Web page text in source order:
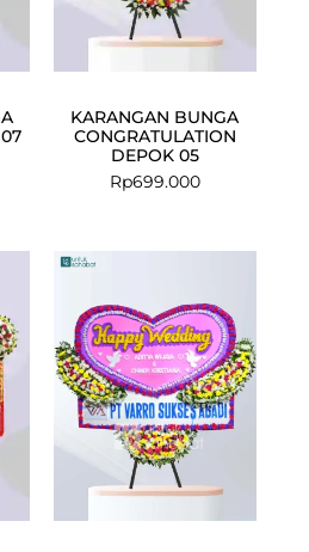
KARANGAN BUNGA
CONGRATULATION
DEPOK 05
Rp699.000
was:
is:
Rp1.549.000.